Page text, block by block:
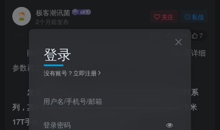
极客潮讯菌
2个月前发布
关注 私信
7
圈子社区5月26日消息，小米17T系列新机渲染图及详细
参数再度流出。
发售日期方面，小米计划5月28日海外发布小米17T系
列，其中最值得关注是，将于6月4日在印度市场发售小米
17T手机，也是时隔4年重返印度市场。
登录
没有账号？立即注册
用户名/手机号/邮箱
登录密码